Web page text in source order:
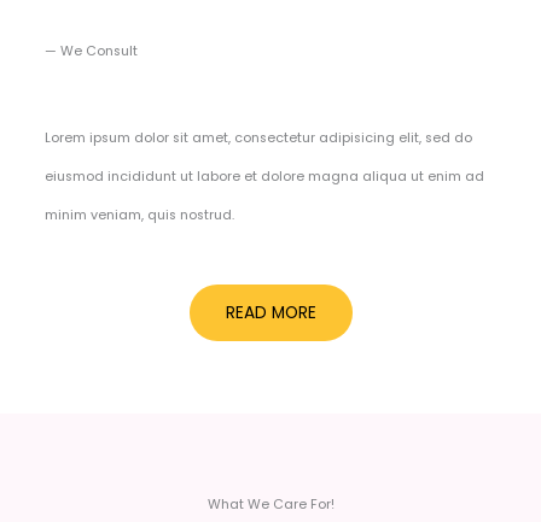
— We Consult​
Lorem ipsum dolor sit amet, consectetur adipisicing elit, sed do
eiusmod incididunt ut labore et dolore magna aliqua ut enim ad
minim veniam, quis nostrud.
READ MORE
What We Care For!